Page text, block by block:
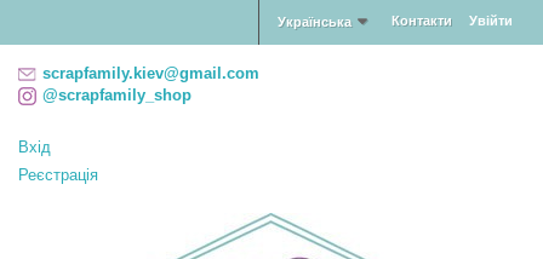
Увійти
Контакти
Українська
scrapfamily.kiev@gmail.com
@scrapfamily_shop
Вхід
Реєстрація